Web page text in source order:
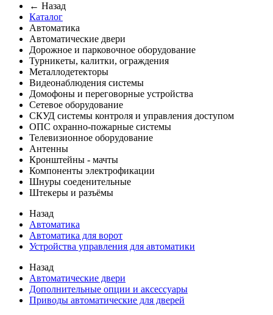
← Назад
Каталог
Автоматика
Автоматические двери
Дорожное и парковочное оборудование
Турникеты, калитки, ограждения
Металлодетекторы
Видеонаблюдения cистемы
Домофоны и переговорные устройства
Сетевое оборудование
СКУД системы контроля и управления доступом
ОПС охранно-пожарные системы
Телевизионное оборудование
Антенны
Кронштейны - мачты
Компоненты электрофикации
Шнуры соеденительные
Штекеры и разъёмы
Назад
Автоматика
Автоматика для ворот
Устройства управления для автоматики
Назад
Автоматические двери
Дополнительные опции и аксессуары
Приводы автоматические для дверей